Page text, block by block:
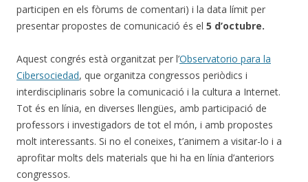
participen en els fòrums de comentari) i la data límit per
presentar propostes de comunicació és el 5 d’octubre.
Aquest congrés està organitzat per l’Observatorio para la
Cibersociedad, que organitza congressos periòdics i
interdisciplinaris sobre la comunicació i la cultura a Internet.
Tot és en línia, en diverses llengües, amb participació de
professors i investigadors de tot el món, i amb propostes
molt interessants. Si no el coneixes, t’animem a visitar-lo i a
aprofitar molts dels materials que hi ha en línia d’anteriors
congressos.